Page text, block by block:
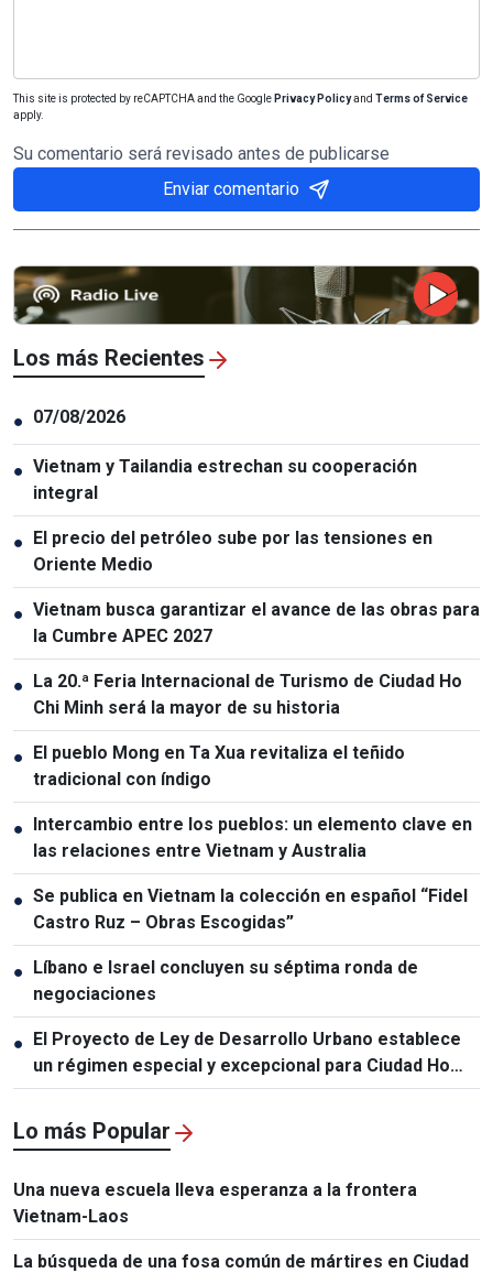
This site is protected by reCAPTCHA and the Google Privacy Policyand Terms of Service
apply.
Su comentario será revisado antes de publicarse
Enviar comentario
Los más Recientes
● 07/08/2026
● Vietnam y Tailandia estrechan su cooperación
integral
● El precio del petróleo sube por las tensiones en
Oriente Medio
● Vietnam busca garantizar el avance de las obras para
la Cumbre APEC 2027
● La 20.ª Feria Internacional de Turismo de Ciudad Ho
Chi Minh será la mayor de su historia
● El pueblo Mong en Ta Xua revitaliza el teñido
tradicional con índigo
● Intercambio entre los pueblos: un elemento clave en
las relaciones entre Vietnam y Australia
● Se publica en Vietnam la colección en español “Fidel
Castro Ruz – Obras Escogidas”
● Líbano e Israel concluyen su séptima ronda de
negociaciones
● El Proyecto de Ley de Desarrollo Urbano establece
un régimen especial y excepcional para Ciudad Ho
Chi Minh
Lo más Popular
Una nueva escuela lleva esperanza a la frontera
Vietnam-Laos
La búsqueda de una fosa común de mártires en Ciudad